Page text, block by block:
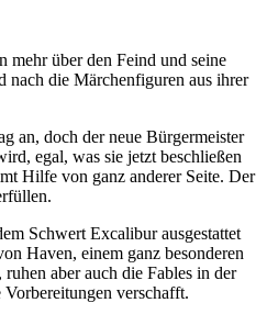
mehr über den Feind und seine
nach die Märchenfiguren aus ihrer
an, doch der neue Bürgermeister
egal, was sie jetzt beschließen
Hilfe von ganz anderer Seite. Der
Schwert Excalibur ausgestattet
Haven, einem ganz besonderen
aber auch die Fables in der
verschafft.